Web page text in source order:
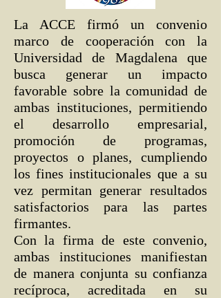
La ACCE firmó un convenio
marco de cooperación con la
Universidad de Magdalena que
busca generar un impacto
favorable sobre la comunidad de
ambas instituciones, permitiendo
el desarrollo empresarial,
promoción de programas,
proyectos o planes, cumpliendo
los fines institucionales que a su
vez permitan generar resultados
satisfactorios para las partes
firmantes.
Con la firma de este convenio,
ambas instituciones manifiestan
de manera conjunta su confianza
recíproca, acreditada en su